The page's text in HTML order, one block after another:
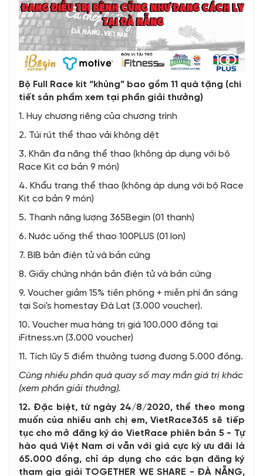
Bộ Full Race kit “khủng” bao gồm 11 quà tặng (chi
tiết sản phẩm xem tại phần giải thưởng)
1. Huy chương riêng của chương trình
2. Túi rút thể thao vải không dệt
3. Khăn đa năng thể thao (không áp dụng với bộ
Race Kit cơ bản 9 món)
4. Khẩu trang thể thao (không áp dụng với bộ Race
Kit cơ bản 9 món)
5. Thanh năng lượng 365Begin (01 thanh)
6. Nước uống thể thao 100PLUS (01 lon)
7. BIB bản điện tử và bản cứng
8. Giấy chứng nhận bản điện tử và bản cứng
9. Voucher giảm 15% tiền phòng + miễn phí ăn sáng
tại Soi's homestay Đà Lạt (3.000 voucher).
10. Voucher mua hàng trị giá 100.000 đồng tại
iFitness.vn (3.000 voucher)
11. Tích lũy 5 điểm thưởng tương đương 5.000 đồng.
Cùng nhiều phần quà quay số may mắn giá trị khác
(xem phần giải thưởng).
12. Đặc biệt, từ ngày 24/8/2020, thể theo mong
muốn của nhiều anh chị em, VietRace365 sẽ tiếp
tục cho mở đăng ký áo VietRace phiên bản 5 - Tự
hào quá Việt Nam ơi vẫn với giá cực kỳ ưu đãi là
65.000 đồng, chỉ áp dụng cho các bạn đăng ký
tham gia giải TOGETHER WE SHARE - ĐÀ NẴNG,